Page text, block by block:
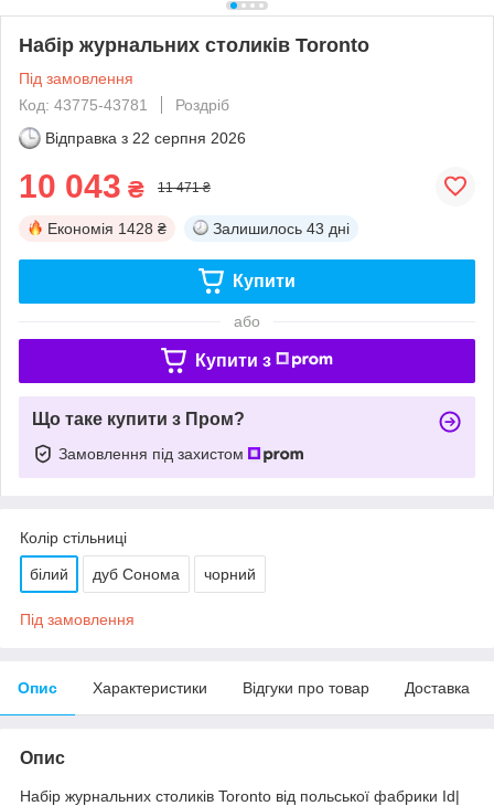
Набір журнальних столиків Toronto
Під замовлення
Код: 43775-43781
Роздріб
Відправка з 22 серпня 2026
10 043 ₴ 11 471 ₴
Економія 1428 ₴ Залишилось 43 дні
Купити
або
Купити з
Що таке купити з Пром?
Замовлення під захистом
Колір стільниці
білий дуб Сонома чорний
Під замовлення
Опис Характеристики Відгуки про товар Доставка
Опис
Набір журнальних столиків Toronto від польської фабрики Id|